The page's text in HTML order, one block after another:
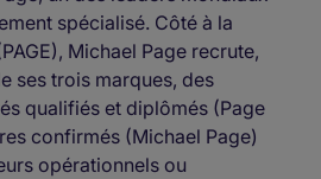
spécialisé. Côté à la
Michael Page recrute,
ses trois marques, des
qualifiés et diplômés (Page
confirmés (Michael Page)
opérationnels ou